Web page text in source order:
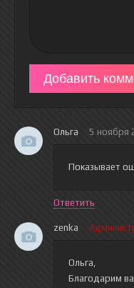
Добавить
Ольга 5 ноября
Показывает
Ответить
zenka
Ольга,
Благодарим